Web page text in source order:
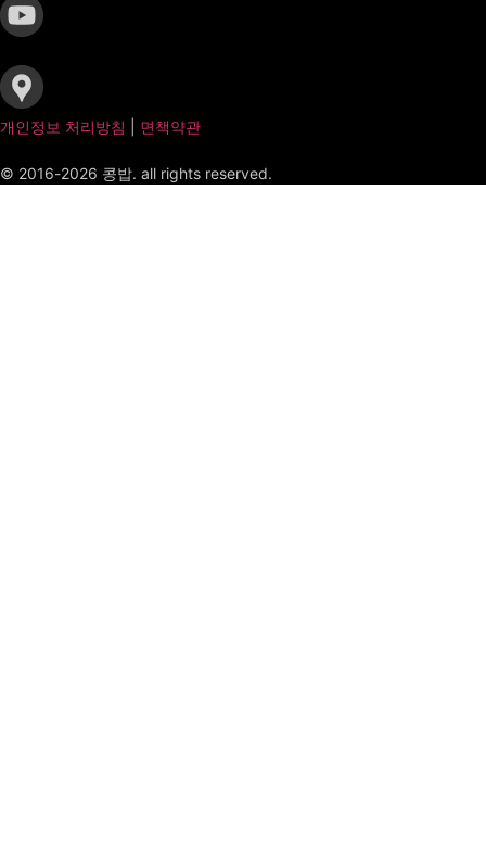
개인정보 처리방침 면책약관
© 2016-2026 콩밥. all rights reserved.